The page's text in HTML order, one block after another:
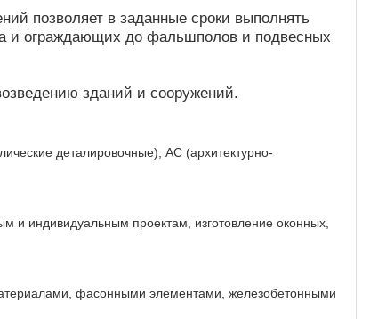
позволяет в заданные сроки выполнять
и ограждающих до фальшполов и подвесных
зданий и сооружений.
деталировочные), АС (архитектурно-
и индивидуальным проектам, изготовление оконных,
фасонными элементами, железобетонными